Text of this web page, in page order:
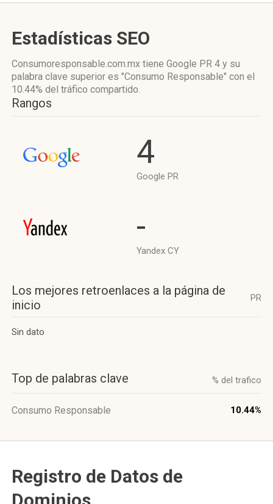
Estadísticas SEO
Consumoresponsable.com.mx tiene Google PR 4 y su
palabra clave superior es "Consumo Responsable" con el
10.44% del tráfico compartido.
Rangos
4
Google PR
-
Yandex CY
Los mejores retroenlaces a la página de
inicio
PR
Sin dato
Top de palabras clave % del trafico
Consumo Responsable 10.44%
Registro de Datos de